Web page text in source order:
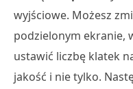
wyjściowe. Możesz
podzielonym ekranie,
ustawić liczbę klatek
jakość i nie tylko.